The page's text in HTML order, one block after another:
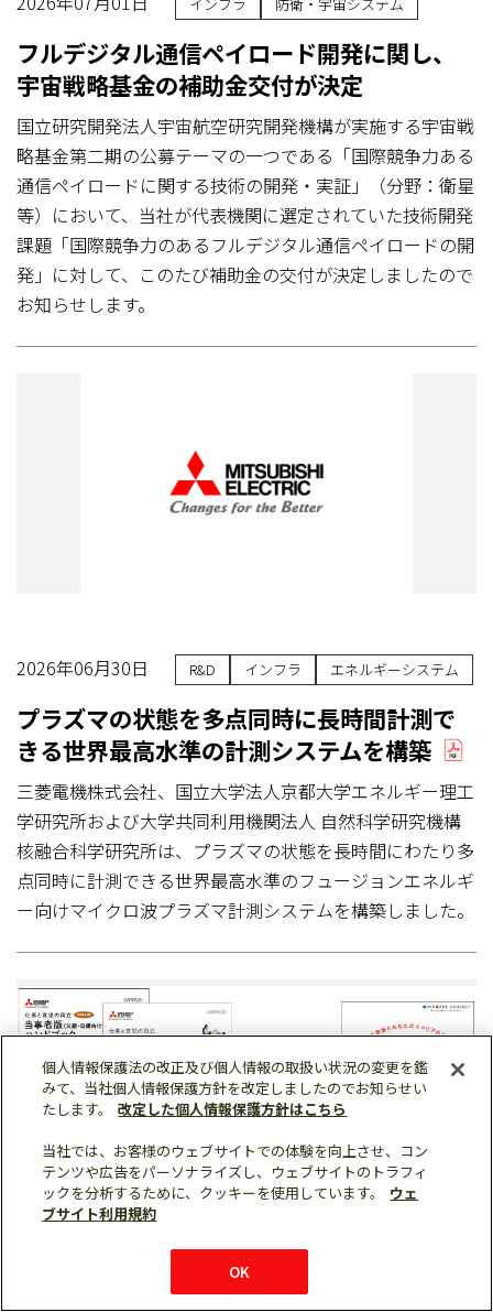
インフラ 防衛・宇宙システム
フルデジタル通信ペイロード開発に関し、
宇宙戦略基金の補助金交付が決定
国立研究開発法人宇宙航空研究開発機構が実施する宇宙戦
略基金第二期の公募テーマの一つである「国際競争力ある
通信ペイロードに関する技術の開発・実証」（分野：衛星
等）において、当社が代表機関に選定されていた技術開発
課題「国際競争力のあるフルデジタル通信ペイロードの開
発」に対して、このたび補助金の交付が決定しましたので
お知らせします。
2026年06月30日 R&D インフラ エネルギーシステム
プラズマの状態を多点同時に長時間計測で
きる世界最高水準の計測システムを構築
三菱電機株式会社、国立大学法人京都大学エネルギー理工
学研究所および大学共同利用機関法人 自然科学研究機構
核融合科学研究所は、プラズマの状態を長時間にわたり多
点同時に計測できる世界最高水準のフュージョンエネルギ
ー向けマイクロ波プラズマ計測システムを構築しました。
人財
個人情報保護法の改正及び個人情報の取扱い状況の変更を鑑
みて、当社個人情報保護方針を改定しましたのでお知らせい
たします。
改定した個人情報保護方針はこちら
当社では、お客様のウェブサイトでの体験を向上させ、コン
テンツや広告をパーソナライズし、ウェブサイトのトラフィ
ックを分析するために、クッキーを使用しています。
ウェ
ブサイト利用規約
OK